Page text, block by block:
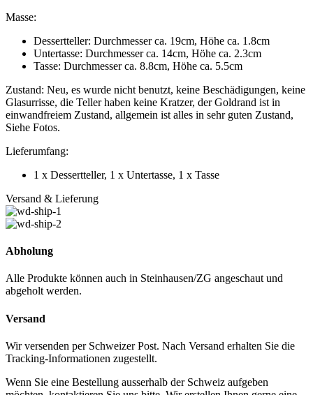
Masse:
Dessertteller: Durchmesser ca. 19cm, Höhe ca. 1.8cm
Untertasse: Durchmesser ca. 14cm, Höhe ca. 2.3cm
Tasse: Durchmesser ca. 8.8cm, Höhe ca. 5.5cm
Zustand: Neu, es wurde nicht benutzt, keine Beschädigungen, keine
Glasurrisse, die Teller haben keine Kratzer, der Goldrand ist in
einwandfreiem Zustand, allgemein ist alles in sehr guten Zustand,
Siehe Fotos.
Lieferumfang:
1 x Dessertteller, 1 x Untertasse, 1 x Tasse
Versand & Lieferung
Abholung
Alle Produkte können auch in Steinhausen/ZG angeschaut und
abgeholt werden.
Versand
Wir versenden per Schweizer Post. Nach Versand erhalten Sie die
Tracking-Informationen zugestellt.
Wenn Sie eine Bestellung ausserhalb der Schweiz aufgeben